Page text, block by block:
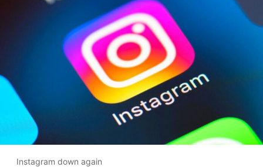
Instagram down again